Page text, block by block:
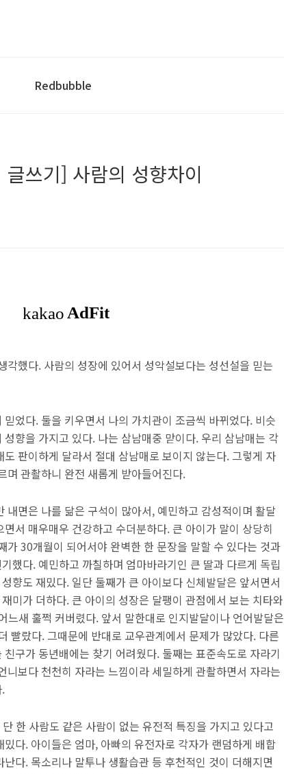
Redbubble
쓰기] 사람의 성향차이
각했다. 사람의 성장에 있어서 성악설보다는 성선설을 믿는
었다. 둘을 키우면서 나의 가치관이 조금씩 바뀌었다. 비슷
향을 가지고 있다. 나는 삼남매중 맏이다. 우리 삼남매는 각
판이하게 달라서 절대 삼남매로 보이지 않는다. 그렇게 자
며 관촬하니 완전 새롭게 받아들어진다.
내면은 나를 닮은 구석이 많아서, 예민하고 감성적이며 활달
서 매우매우 건강하고 수더분하다. 큰 아이가 말이 상당히
가 30개월이 되어서야 완벽한 한 문장을 말할 수 있다는 것과
했다. 예민하고 까칠하며 엄마바라기인 큰 딸과 다르게 독립
향도 재밌다. 일단 둘째가 큰 아이보다 신체발달은 앞서면서
미가 더하다. 큰 아이의 성장은 달팽이 관점에서 보는 치타와
느새 훌쩍 커버렸다. 앞서 말한대로 인지발달이나 언어발달은
빨랐다. 그때문에 반대로 교우관계에서 문제가 많았다. 다른
구가 동년배에는 찾기 어려웠다. 둘째는 표준속도로 자라기
니보다 천천히 자라는 느낌이라 세밀하게 관촬하면서 자라는
한 사람도 같은 사람이 없는 유전적 특징을 가지고 있다고
다. 아이들은 엄마, 아빠의 유전자로 각자가 랜덤하게 배합
다. 목소리나 말투나 생활습관 등 후천적인 것이 더해지면